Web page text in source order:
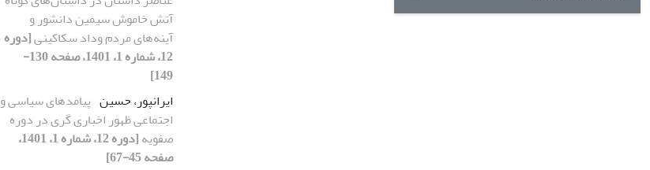
آتش خاموش سیمین دانشور و
آینه‌های مردم وداد سکاکینی[دوره
12، شماره 1، 1401، صفحه 130-
149]
ایرانپور، حسین پیامدهای سیاسی و
اجتماعی ظهور اخباری گری در دوره
صفویه
[دوره 12، شماره 1، 1401،
صفحه 45-67]